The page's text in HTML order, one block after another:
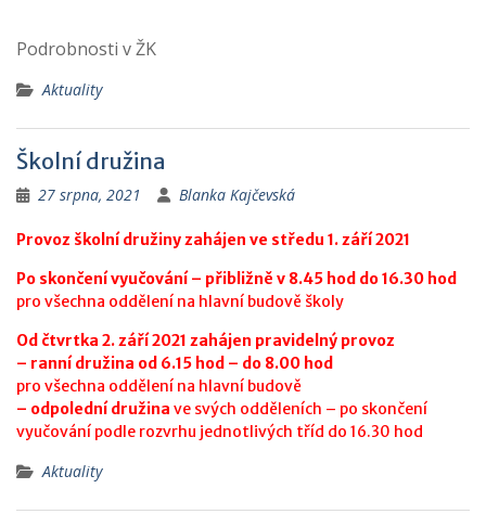
Podrobnosti v ŽK
Aktuality
Školní družina
27 srpna, 2021 Blanka Kajčevská
Provoz školní družiny zahájen ve středu 1. září 2021
Po skončení vyučování – přibližně v 8.45 hod do 16.30 hod
pro všechna oddělení na hlavní budově školy
Od čtvrtka 2. září 2021 zahájen pravidelný provoz
– ranní družina od 6.15 hod – do 8.00 hod
pro všechna oddělení na hlavní budově
– odpolední družina ve svých odděleních – po skončení
vyučování podle rozvrhu jednotlivých tříd do 16.30 hod
Aktuality